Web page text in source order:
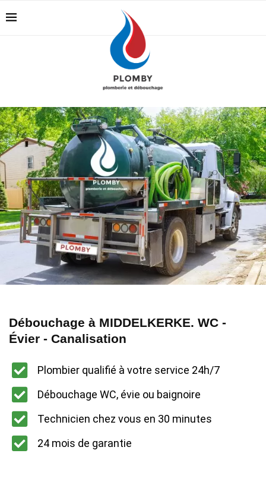
Débouchage à MIDDELKERKE. WC -
Évier - Canalisation
Plombier qualifié à votre service 24h/7
Débouchage WC, évie ou baignoire
Technicien chez vous en 30 minutes
24 mois de garantie